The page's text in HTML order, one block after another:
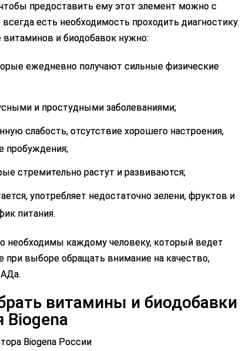
предоставить ему этот элемент можно с
есть необходимость проходить диагностику.
и биодобавок нужно:
ежедневно получают сильные физические
и простудными заболеваниями;
слабость, отсутствие хорошего настроения,
пробуждения;
стремительно растут и развиваются;
употребляет недостаточно зелени, фруктов и
питания.
необходимы каждому человеку, который ведет
при выборе обращать внимание на качество,
витамины и биодобавки
Biogena